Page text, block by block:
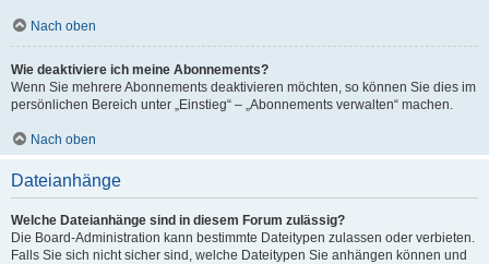
Nach oben
Wie deaktiviere ich meine Abonnements?
Wenn Sie mehrere Abonnements deaktivieren möchten, so können Sie dies im
persönlichen Bereich unter „Einstieg“ – „Abonnements verwalten“ machen.
Nach oben
Dateianhänge
Welche Dateianhänge sind in diesem Forum zulässig?
Die Board-Administration kann bestimmte Dateitypen zulassen oder verbieten.
Falls Sie sich nicht sicher sind, welche Dateitypen Sie anhängen können und